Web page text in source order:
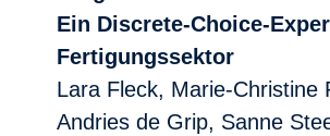
Ein Discrete-Choice-
Fertigungssektor
Lara Fleck, Marie-Christine
Andries de Grip, Sanne